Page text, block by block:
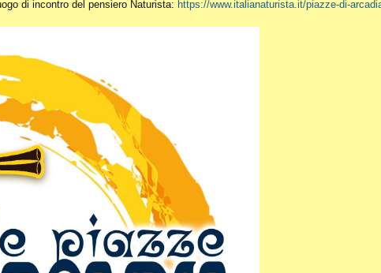
di incontro del pensiero Naturista: https://www.italianaturista.it/piazze-di-